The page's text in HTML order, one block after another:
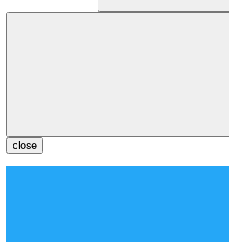
close